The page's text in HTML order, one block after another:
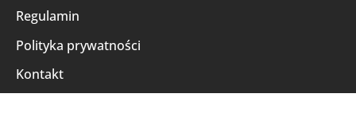
Regulamin
Polityka prywatności
Kontakt